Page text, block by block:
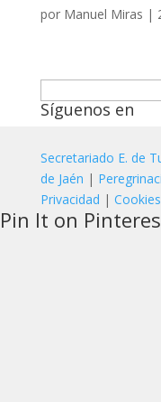
por Manuel Miras |
Síguenos en
Secretariado E. de
de Jaén |
Privacidad | Cookies
Pin It on